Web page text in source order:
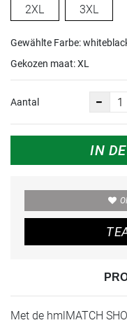
2XL 3XL
Gewählte Farbe:
Gekozen maat:XL
Aantal
IN
Met de hmlMATCH